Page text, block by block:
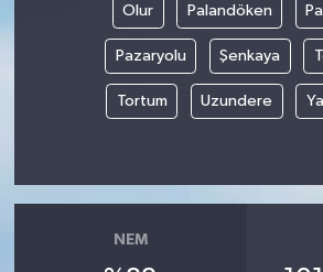
Olur Palandöken
Pazaryolu Şenkaya
Tortum Uzundere
NEM